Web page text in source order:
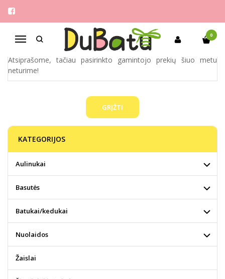
Navigacija
0
H&D HONDI
Pagrindinis Pirkite pagal gamintoją h&d hondi
Atsiprašome, tačiau pasirinkto gamintojo prekių šiuo metu
neturime!
GRĮŽTI
KATEGORIJOS
Aulinukai
Basutės
Batukai/kedukai
Nuolaidos
Žaislai